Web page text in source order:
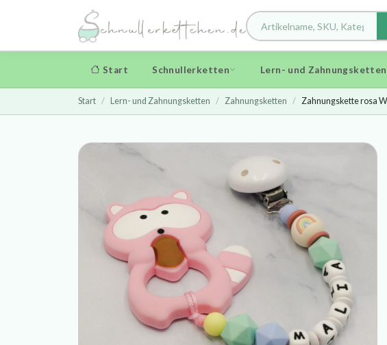
Start Schnullerketten Lern- und Zahnungsketten
Start Lern- und Zahnungsketten Zahnungsketten Zahnungskette rosa